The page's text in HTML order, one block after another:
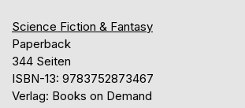
Science Fiction & Fantasy
Paperback
344 Seiten
ISBN-13: 9783752873467
Verlag: Books on Demand